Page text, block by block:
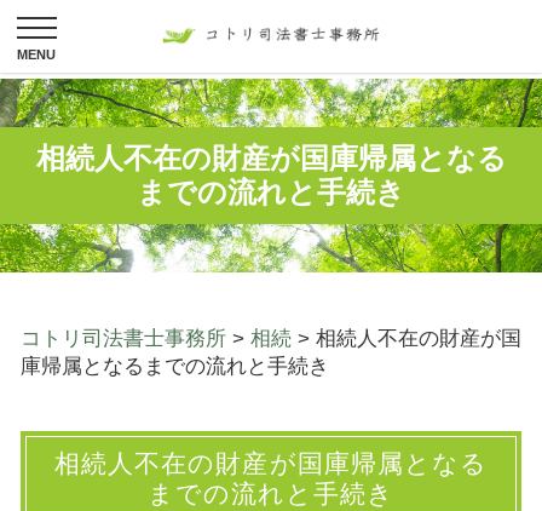
相続人不在の財産が国庫帰属となる
までの流れと手続き
コトリ司法書士事務所 > 相続 > 相続人不在の財産が国
庫帰属となるまでの流れと手続き
相続人不在の財産が国庫帰属となる
までの流れと手続き